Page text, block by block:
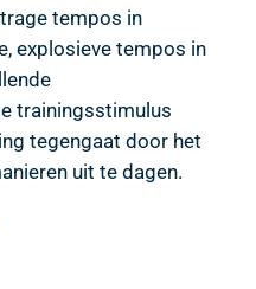
tempos in
explosieve tempos in
trainingsstimulus
tegengaat door het
uit te dagen.